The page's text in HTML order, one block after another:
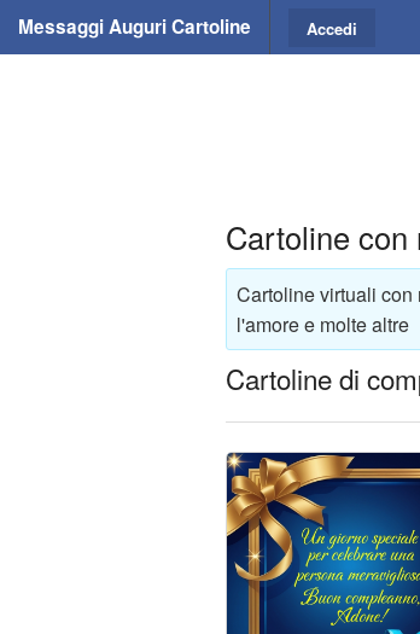
Messaggi Auguri Cartoline Accedi
Cartoline con
Cartoline virtuali
l'amore e molte altre
Cartoline di